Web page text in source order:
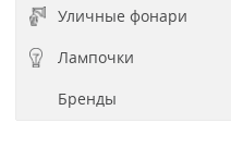
Уличные фонари
Лампочки
Бренды